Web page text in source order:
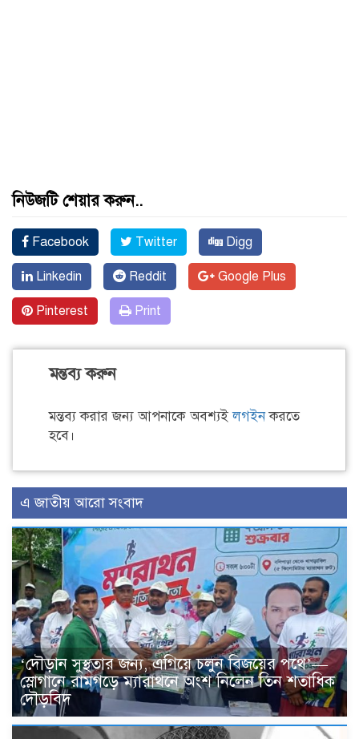
নিউজটি শেয়ার করুন..
Facebook Twitter Digg
Linkedin Reddit Google Plus
Pinterest Print
মন্তব্য করুন
মন্তব্য করার জন্য আপনাকে অবশ্যইলগইনকরতে
হবে।
এ জাতীয় আরো সংবাদ
‘দৌড়ান সুস্থতার জন্য, এগিয়ে চলুন বিজয়ের পথে’—
স্লোগানে রামগড়ে ম্যারাথনে অংশ নিলেন তিন শতাধিক
দৌড়বিদ